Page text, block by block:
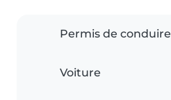
Permis de conduire
Voiture